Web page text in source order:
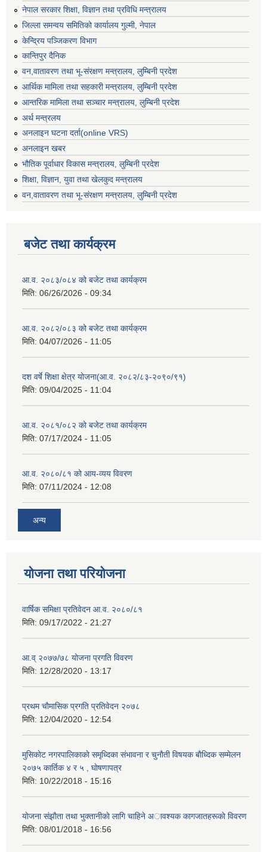
नेपाल सरकार शिक्षा, विज्ञान तथा प्रविधि मन्त्रालय
जिल्ला समन्वय समितिको कार्यालय गुल्मी, नेपाल
केन्द्रिय पञ्जिकरण विभाग
कान्तिपुर दैनिक
वन,वातावरण तथा भू-संरक्षण मन्त्रालय, लुम्बिनी प्रदेश
आर्थिक मामिला तथा सहकारी मन्त्रालय, लुम्बिनी प्रदेश
आन्तरिक मामिला तथा सञ्चार मन्त्रालय, लुम्बिनी प्रदेश
अर्थ मन्त्रलय
अनलाइन घटना दर्ता(online VRS)
अनलाइन खबर
भौतिक पूर्वाधार विकास मन्त्रालय, लुम्बिनी प्रदेश
शिक्षा, विज्ञान, युवा तथा खेलकुद मन्‍‍त्रालय
वन,वातावरण तथा भू-संरक्षण मन्त्रालय, लुम्बिनी प्रदेश
बजेट तथा कार्यक्रम
आ.व. २०८३/०८४ को बजेट तथा कार्यक्रम
मिति: 06/26/2026 - 09:34
आ.व. २०८२/०८३ को बजेट तथा कार्यक्रम
मिति: 04/07/2026 - 11:05
दश वर्षे शिक्षा क्षेत्र योजना(आ.व. २०८२/८३-२०९०/९१)
मिति: 09/04/2025 - 11:04
आ.व. २०८१/०८२ को बजेट तथा कार्यक्रम
मिति: 07/17/2024 - 11:05
आ.व. २०८०/८१ को आय-व्यय विवरण
मिति: 07/11/2024 - 12:08
अन्य
योजना तथा परियोजना
वार्षिक समिक्षा प्रतिवेदन आ.व. २०८०/८१
मिति: 09/17/2022 - 21:27
आ.व् २०७७/७८ योजना प्रगति विवरण
मिति: 12/28/2020 - 13:17
प्रथम चाैमासिक प्रगति प्रतिवेदन २०७८
मिति: 12/04/2020 - 12:54
मुसिकाेट नगरपालिकाकाे समृध्दिका संभावना र चुनाैती विषयक बाैध्दिक सम्मेलन
२०७५ कार्तिक ४ र ५ , घाेषणापत्र
मिति: 10/22/2018 - 15:16
याेजना संझाैता तथा भुक्तानीकाे लागि चाहिने अावश्यक कागजातहरूकाे विवरण
मिति: 08/01/2018 - 16:56